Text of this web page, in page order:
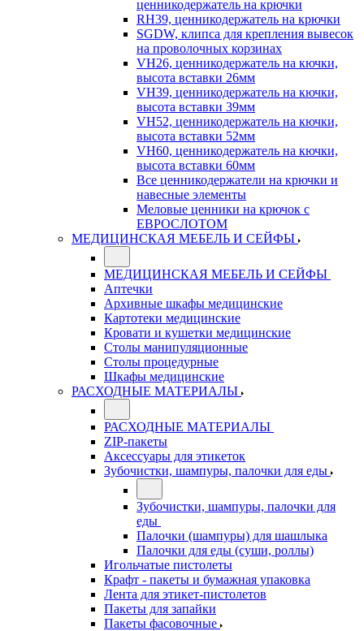
ценникодержатель на крючки
RH39, ценникодержатель на крючки
SGDW, клипса для крепления вывесок
на проволочных корзинах
VH26, ценникодержатель на кючки,
высота вставки 26мм
VH39, ценникодержатель на кючки,
высота вставки 39мм
VH52, ценникодержатель на кючки,
высота вставки 52мм
VH60, ценникодержатель на кючки,
высота вставки 60мм
Все ценникодержатели на крючки и
навесные элементы
Меловые ценники на крючок с
ЕВРОСЛОТОМ
МЕДИЦИНСКАЯ МЕБЕЛЬ И СЕЙФЫ
МЕДИЦИНСКАЯ МЕБЕЛЬ И СЕЙФЫ
Аптечки
Архивные шкафы медицинские
Картотеки медицинские
Кровати и кушетки медицинские
Столы манипуляционные
Столы процедурные
Шкафы медицинские
РАСХОДНЫЕ МАТЕРИАЛЫ
РАСХОДНЫЕ МАТЕРИАЛЫ
ZIP-пакеты
Аксессуары для этикеток
Зубочистки, шампуры, палочки для еды
Зубочистки, шампуры, палочки для
еды
Палочки (шампуры) для шашлыка
Палочки для еды (суши, роллы)
Игольчатые пистолеты
Крафт - пакеты и бумажная упаковка
Лента для этикет-пистолетов
Пакеты для запайки
Пакеты фасовочные